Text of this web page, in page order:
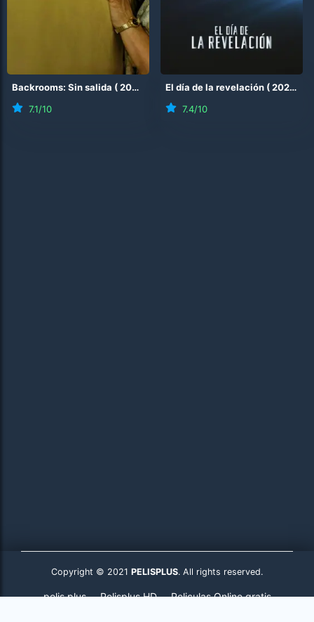
Backrooms: Sin salida (2026
7.1/10
El día de la revelación (2026 )
7.4/10
Copyright © 2021 PELISPLUS. All rights reserved.
pelis plus Pelisplus HD
Peliculas Online gratis